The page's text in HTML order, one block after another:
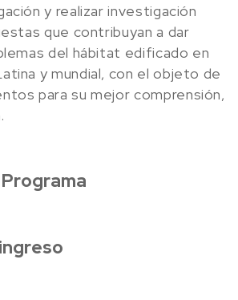
y realizar investigación
que contribuyan a dar
del hábitat edificado en
y mundial, con el objeto de
para su mejor comprensión,